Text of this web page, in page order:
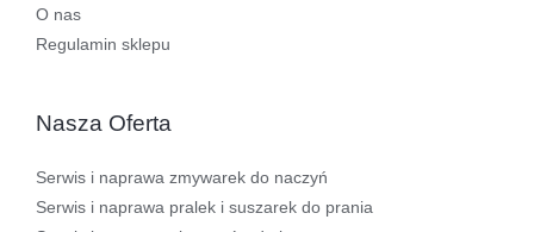
O nas
Regulamin sklepu
Nasza Oferta
Serwis i naprawa zmywarek do naczyń
Serwis i naprawa pralek i suszarek do prania